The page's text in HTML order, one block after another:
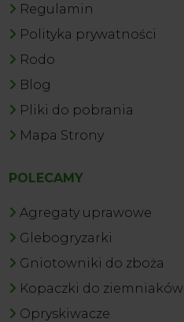
Regulamin
Polityka prywatności
Rodo
Blog
Pliki do pobrania
Mapa Strony
POLECAMY
Agregaty uprawowe
Glebogryzarki
Gniotowniki do zboża
Kopaczki do ziemniaków
Opryskiwacze